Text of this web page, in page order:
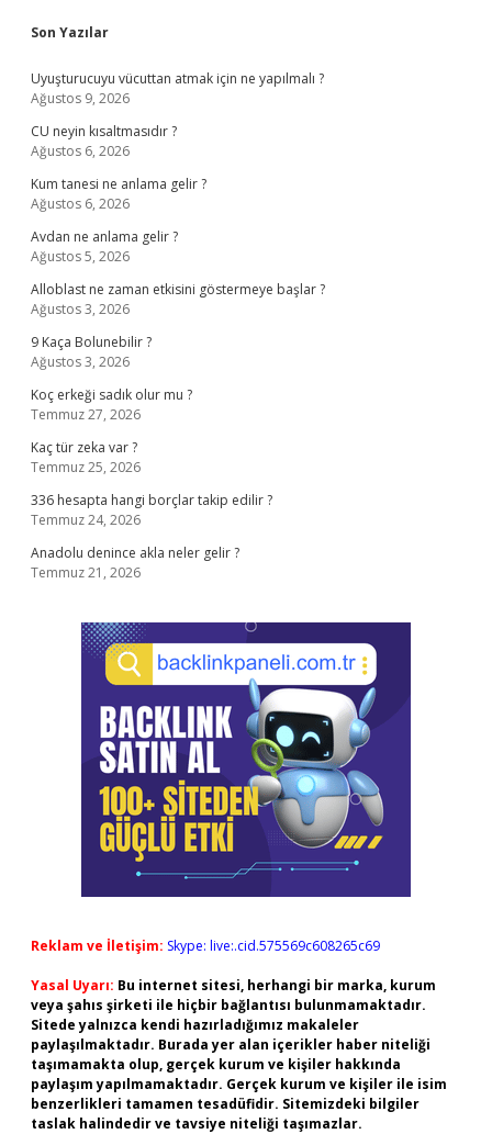
Sidebar
Son Yazılar
Uyuşturucuyu vücuttan atmak için ne yapılmalı ?
Ağustos 9, 2026
CU neyin kısaltmasıdır ?
Ağustos 6, 2026
Kum tanesi ne anlama gelir ?
Ağustos 6, 2026
Avdan ne anlama gelir ?
Ağustos 5, 2026
Alloblast ne zaman etkisini göstermeye başlar ?
Ağustos 3, 2026
9 Kaça Bolunebilir ?
Ağustos 3, 2026
Koç erkeği sadık olur mu ?
Temmuz 27, 2026
Kaç tür zeka var ?
Temmuz 25, 2026
336 hesapta hangi borçlar takip edilir ?
Temmuz 24, 2026
Anadolu denince akla neler gelir ?
Temmuz 21, 2026
Reklam ve İletişim: Skype: live:.cid.575569c608265c69
Yasal Uyarı: Bu internet sitesi, herhangi bir marka, kurum
veya şahıs şirketi ile hiçbir bağlantısı bulunmamaktadır.
Sitede yalnızca kendi hazırladığımız makaleler
paylaşılmaktadır. Burada yer alan içerikler haber niteliği
taşımamakta olup, gerçek kurum ve kişiler hakkında
paylaşım yapılmamaktadır. Gerçek kurum ve kişiler ile isim
benzerlikleri tamamen tesadüfidir. Sitemizdeki bilgiler
taslak halindedir ve tavsiye niteliği taşımazlar.